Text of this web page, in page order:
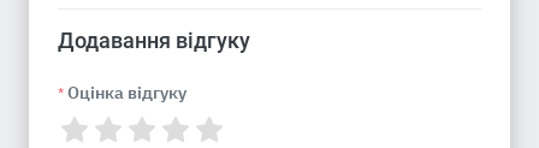
Додавання відгуку
* Оцінка відгуку